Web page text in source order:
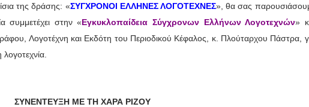
της δράσης: «ΣΥΓΧΡΟΝΟΙ ΕΛΛΗΝΕΣ ΛΟΓΟΤΕΧΝΕΣ», θα σας
συμμετέχει στην «Εγκυκλοπαίδεια Σύγχρονων Ελλήνων Λογοτεχνών»
Λογοτέχνη και Εκδότη του Περιοδικού Κέφαλος, κ. Πλούταρχου Πάστρα,
ΣΥΝΕΝΤΕΥΞΗ ΜΕ ΤΗ ΧΑΡΑ ΡΙΖOY